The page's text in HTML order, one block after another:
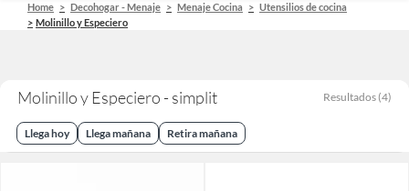
Home Decohogar - Menaje Menaje Cocina
Utensilios de cocina
Molinillo y Especiero
Molinillo y Especiero - simplit Resultados (4)
Llega hoy Llega mañana Retira mañana